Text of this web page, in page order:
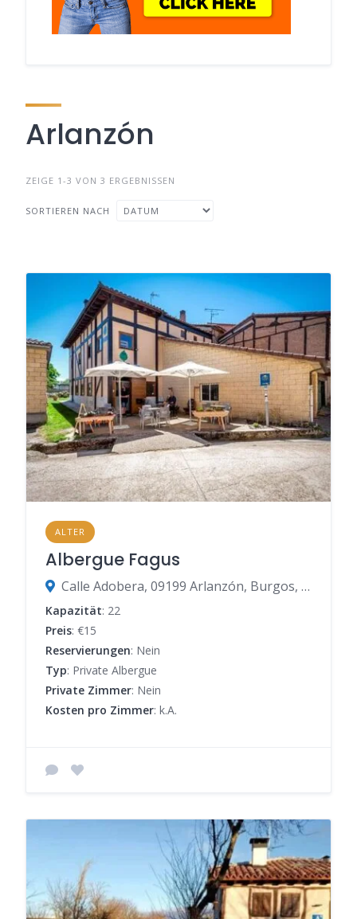
Arlanzón
ZEIGE 1-3 VON 3 ERGEBNISSEN
SORTIEREN NACH
ALTER
Albergue Fagus
Calle Adobera, 09199 Arlanzón, Burgos, Spanien
Kapazität: 22
Preis: €15
Reservierungen: Nein
Typ: Private Albergue
Private Zimmer: Nein
Kosten pro Zimmer: k.A.